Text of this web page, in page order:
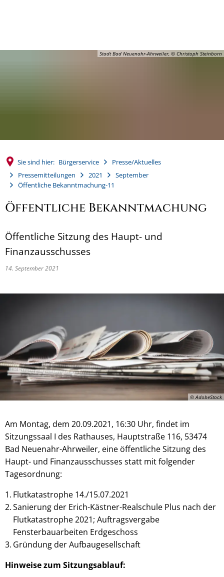
Stadt Bad Neuenahr-Ahrweiler, © Christoph Steinborn
Sie sind hier: Bürgerservice
Presse/Aktuelles
Pressemitteilungen
2021
September
Öffentliche Bekanntmachung-11
Öffentliche Bekanntmachung
Öffentliche Sitzung des Haupt- und
Finanzausschusses
14. September 2021
© AdobeStock
Am Montag, dem 20.09.2021, 16:30 Uhr, findet im
Sitzungssaal I des Rathauses, Hauptstraße 116, 53474
Bad Neuenahr-Ahrweiler, eine öffentliche Sitzung des
Haupt- und Finanzausschusses statt mit folgender
Tagesordnung:
Flutkatastrophe 14./15.07.2021
Sanierung der Erich-Kästner-Realschule Plus nach der
Flutkatastrophe 2021; Auftragsvergabe
Fensterbauarbeiten Erdgeschoss
Gründung der Aufbaugesellschaft
Hinweise zum Sitzungsablauf: